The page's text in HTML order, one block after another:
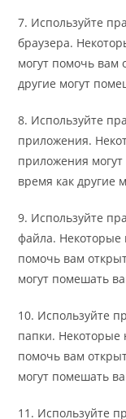
7. Используйте
браузера.
могут помочь вам
другие могут
8. Используйте
приложения.
приложения
время как другие
9. Используйте
файла. Некоторые
помочь вам
могут помешать
10. Используйте
папки. Некоторые
помочь вам
могут помешать
11. Используйте